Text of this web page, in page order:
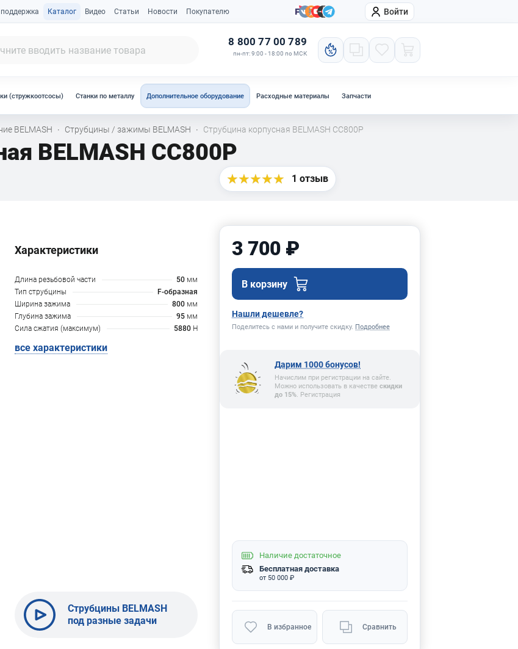
Каталог Видео Статьи Новости Покупателю Компания Войти
8 800 77 00 789
пн-пт: 9:00 - 18:00 по МСК
(стружкоотсосы) Станки по металлу Дополнительное оборудование Расходные материалы Запчасти
BELMASH · Струбцины / зажимы BELMASH · Струбцина корпусная BELMASH СС800P
BELMASH СС800P
1 отзыв
Характеристики
Длина резьбовой части 50 мм
Тип струбцины
F-образная
Ширина зажима
800 мм
Глубина зажима
95 мм
Сила сжатия (максимум)
5880 H
все характеристики
Струбцины BELMASH
под разные задачи
3 700 ₽
В корзину
Нашли дешевле?
Поделитесь с нами и получите скидку. Подробнее
Дарим 1000 бонусов!
Начислим при регистрации на сайте.
Можно использовать в качестве скидки
до 15%. Регистрация
Наличие достаточное
Бесплатная доставка
от 50 000 ₽
В избранное Сравнить